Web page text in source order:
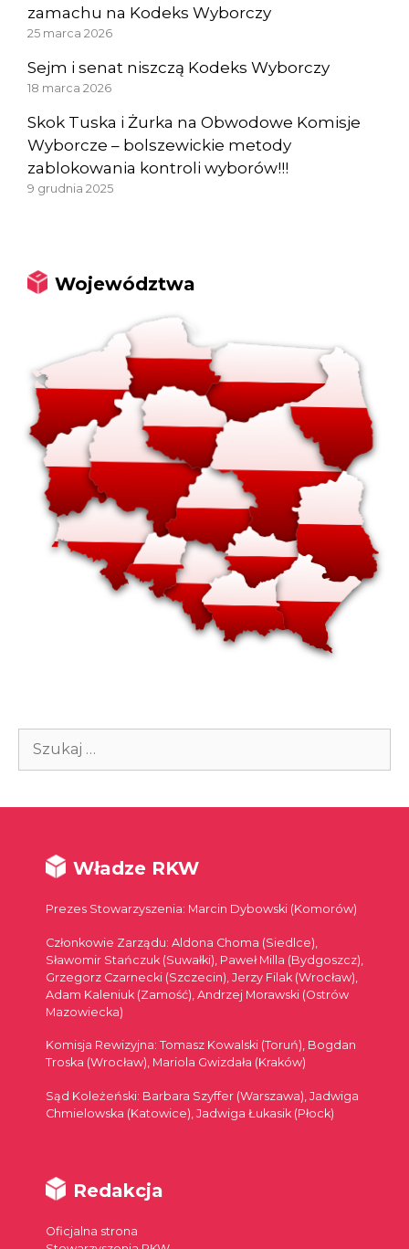
zamachu na Kodeks Wyborczy
25 marca 2026
Sejm i senat niszczą Kodeks Wyborczy
18 marca 2026
Skok Tuska i Żurka na Obwodowe Komisje
Wyborcze – bolszewickie metody
zablokowania kontroli wyborów!!!
9 grudnia 2025
Województwa
Szukaj:
Władze RKW
Prezes Stowarzyszenia: Marcin Dybowski (Komorów)
Członkowie Zarządu: Aldona Choma (Siedlce),
Sławomir Stańczuk (Suwałki), Paweł Milla (Bydgoszcz),
Grzegorz Czarnecki (Szczecin), Jerzy Filak (Wrocław),
Adam Kaleniuk (Zamość), Andrzej Morawski (Ostrów
Mazowiecka)
Komisja Rewizyjna: Tomasz Kowalski (Toruń), Bogdan
Troska (Wrocław), Mariola Gwizdała (Kraków)
Sąd Koleżeński: Barbara Szyffer (Warszawa), Jadwiga
Chmielowska (Katowice), Jadwiga Łukasik (Płock)
Redakcja
Oficjalna strona